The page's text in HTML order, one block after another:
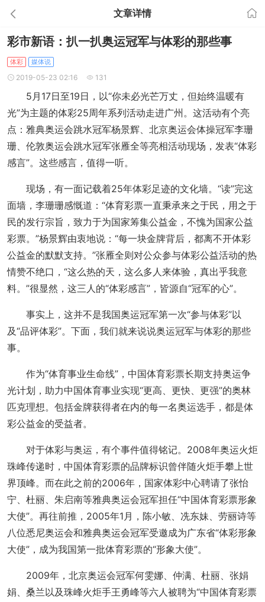
文章详情
彩市新语：扒一扒奥运冠军与体彩的那些事
体彩 媒体说
2019-05-23 02:16 131
5月17日至19日，以“你未必光芒万丈，但始终温暖有
光”为主题的体彩25周年系列活动走进广州。这活动有个亮
点：雅典奥运会跳水冠军杨景辉、北京奥运会体操冠军李珊
珊、伦敦奥运会跳水冠军张雁全等亮相活动现场，发表“体彩
感言”。这些感言，值得一听。
现场，有一面记载着25年体彩足迹的文化墙。“读”完这
面墙，李珊珊感慨道：“体育彩票一直秉承来之于民，用之于
民的发行宗旨，致力于为国家筹集公益金，不愧为国家公益
彩票。”杨景辉由衷地说：“每一块金牌背后，都离不开体彩
公益金的默默支持。”张雁全则对公众参与体彩公益活动的热
情赞不绝口，“这么热的天，这么多人来体验，真出乎我意
料。”很显然，这三人的“体彩感言”，皆源自“冠军的心”。
事实上，这并不是我国奥运冠军第一次“参与体彩”以
及“品评体彩”。下面，我们就来说说奥运冠军与体彩的那些
事。
作为“体育事业生命线”，中国体育彩票长期支持奥运争
光计划，助力中国体育事业实现“更高、更快、更强”的奥林
匹克理想。包括金牌获得者在内的每一名奥运选手，都是体
彩公益金的受益者。
对于体彩与奥运，有个事件值得铭记。2008年奥运火炬
珠峰传递时，中国体育彩票的品牌标识曾伴随火炬手攀上世
界顶峰。而在此之前的2006年，国家体彩中心聘请了张怡
宁、杜丽、朱启南等雅典奥运会冠军担任“中国体育彩票形象
大使”。再往前推，2005年1月，陈小敏、冼东妹、劳丽诗等
八位悉尼奥运会和雅典奥运会冠军受邀成为广东省“体彩形象
大使”，成为我国第一批体育彩票的“形象大使”。
2009年，北京奥运会冠军何雯娜、仲满、杜丽、张娟
娟、桑兰以及珠峰火炬手王勇峰等六人被聘为“中国体育彩票